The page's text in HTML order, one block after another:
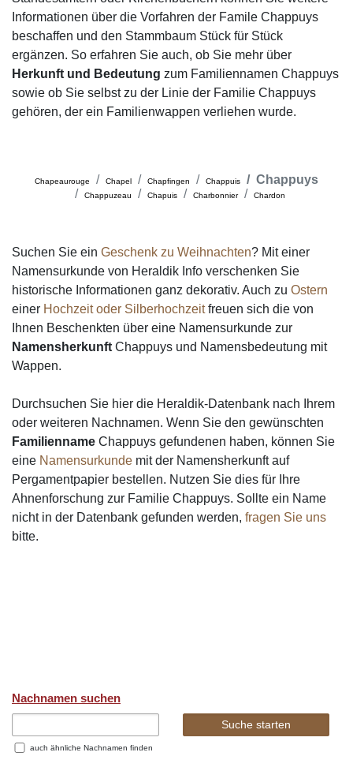
Informationen über die Vorfahren der Famile Chappuys
beschaffen und den Stammbaum Stück für Stück
ergänzen. So erfahren Sie auch, ob Sie mehr über
Herkunft und Bedeutung zum Familiennamen Chappuys
sowie ob Sie selbst zu der Linie der Familie Chappuys
gehören, der ein Familienwappen verliehen wurde.
Chapeaurouge Chapel Chapfingen Chappuis Chappuys
Chappuzeau Chapuis Charbonnier Chardon
Suchen Sie ein Geschenk zu Weihnachten? Mit einer
Namensurkunde von Heraldik Info verschenken Sie
historische Informationen ganz dekorativ. Auch zu Ostern
einer Hochzeit oder Silberhochzeitfreuen sich die von
Ihnen Beschenkten über eine Namensurkunde zur
Namensherkunft Chappuys und Namensbedeutung mit
Wappen.
Durchsuchen Sie hier die Heraldik-Datenbank nach Ihrem
oder weiteren Nachnamen. Wenn Sie den gewünschten
Familienname Chappuys gefundenen haben, können Sie
eine Namensurkunde mit der Namensherkunft auf
Pergamentpapier bestellen. Nutzen Sie dies für Ihre
Ahnenforschung zur Familie Chappuys. Sollte ein Name
nicht in der Datenbank gefunden werden, fragen Sie uns
bitte.
Nachnamen suchen
auch ähnliche Nachnamen finden